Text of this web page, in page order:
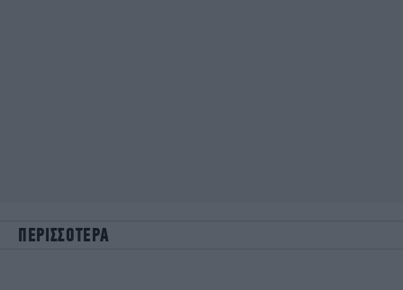
ΠΕΡΙΣΣΟΤΕΡΑ